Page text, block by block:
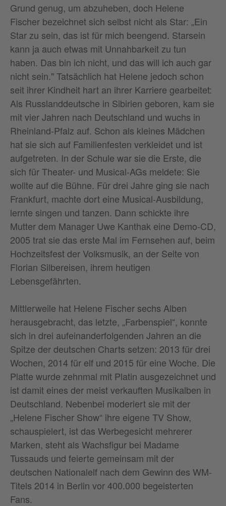
Grund genug, um abzuheben, doch Helene
Fischer bezeichnet sich selbst nicht als Star: „Ein
Star zu sein, das ist für mich beengend. Starsein
kann ja auch etwas mit Unnahbarkeit zu tun
haben. Das bin ich nicht, und das will ich auch gar
nicht sein." Tatsächlich hat Helene jedoch schon
seit ihrer Kindheit hart an ihrer Karriere gearbeitet:
Als Russlanddeutsche in Sibirien geboren, kam sie
mit vier Jahren nach Deutschland und wuchs in
Rheinland-Pfalz auf. Schon als kleines Mädchen
hat sie sich auf Familienfesten verkleidet und ist
aufgetreten. In der Schule war sie die Erste, die
sich für Theater- und Musical-AGs meldete: Sie
wollte auf die Bühne. Für drei Jahre ging sie nach
Frankfurt, machte dort eine Musical-Ausbildung,
lernte singen und tanzen. Dann schickte ihre
Mutter dem Manager Uwe Kanthak eine Demo-CD,
2005 trat sie das erste Mal im Fernsehen auf, beim
Hochzeitsfest der Volksmusik, an der Seite von
Florian Silbereisen, ihrem heutigen
Lebensgefährten.
Mittlerweile hat Helene Fischer sechs Alben
herausgebracht, das letzte, „Farbenspiel“, konnte
sich in drei aufeinanderfolgenden Jahren an die
Spitze der deutschen Charts setzen: 2013 für drei
Wochen, 2014 für elf und 2015 für eine Woche. Die
Platte wurde zehnmal mit Platin ausgezeichnet und
ist damit eines der meist verkauften Musikalben in
Deutschland. Nebenbei moderiert sie mit der
„Helene Fischer Show“ ihre eigene TV Show,
schauspielert, ist das Werbegesicht mehrerer
Marken, steht als Wachsfigur bei Madame
Tussauds und feierte gemeinsam mit der
deutschen Nationalelf nach dem Gewinn des WM-
Titels 2014 in Berlin vor 400.000 begeisterten
Fans.